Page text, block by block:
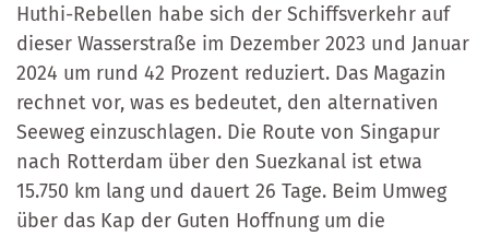
Huthi-Rebellen habe sich der Schiffsverkehr auf
dieser Wasserstraße im Dezember 2023 und Januar
2024 um rund 42 Prozent reduziert. Das Magazin
rechnet vor, was es bedeutet, den alternativen
Seeweg einzuschlagen. Die Route von Singapur
nach Rotterdam über den Suezkanal ist etwa
15.750 km lang und dauert 26 Tage. Beim Umweg
über das Kap der Guten Hoffnung um die